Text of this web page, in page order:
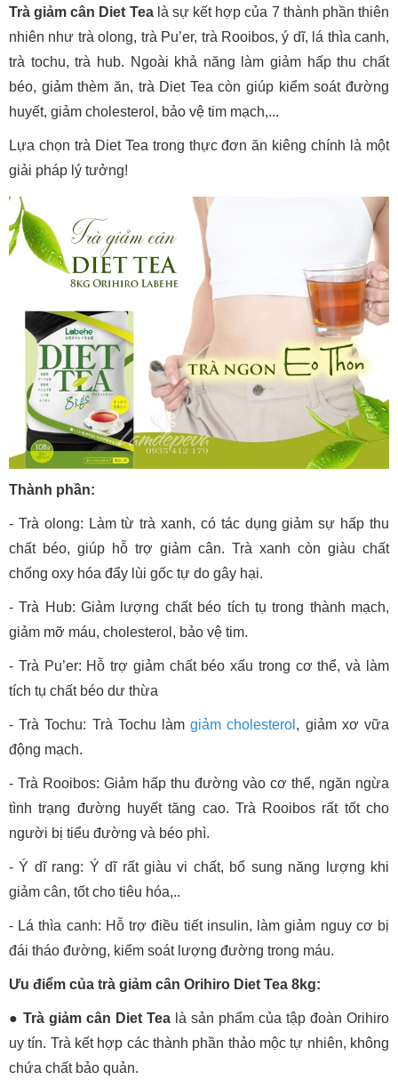
Trà giảm cân Diet Tea là sự kết hợp của 7 thành phần thiên
nhiên như trà olong, trà Pu’er, trà Rooibos, ý dĩ, lá thìa canh,
trà tochu, trà hub. Ngoài khả năng làm giảm hấp thu chất
béo, giảm thèm ăn, trà Diet Tea còn giúp kiểm soát đường
huyết, giảm cholesterol, bảo vệ tim mạch,...
Lựa chọn trà Diet Tea trong thực đơn ăn kiêng chính là một
giải pháp lý tưởng!
Thành phần:
- Trà olong: Làm từ trà xanh, có tác dụng giảm sự hấp thu
chất béo, giúp hỗ trợ giảm cân. Trà xanh còn giàu chất
chống oxy hóa đẩy lùi gốc tự do gây hại.
- Trà Hub: Giảm lượng chất béo tích tụ trong thành mạch,
giảm mỡ máu, cholesterol, bảo vệ tim.
- Trà Pu’er: Hỗ trợ giảm chất béo xấu trong cơ thể, và làm
tích tụ chất béo dư thừa
- Trà Tochu: Trà Tochu làmgiảm cholesterol , giảm xơ vữa
động mạch.
- Trà Rooibos: Giảm hấp thu đường vào cơ thể, ngăn ngừa
tình trạng đường huyết tăng cao. Trà Rooibos rất tốt cho
người bị tiểu đường và béo phì.
- Ý dĩ rang: Ý dĩ rất giàu vi chất, bổ sung năng lượng khi
giảm cân, tốt cho tiêu hóa,..
- Lá thìa canh: Hỗ trợ điều tiết insulin, làm giảm nguy cơ bị
đái tháo đường, kiểm soát lượng đường trong máu.
Ưu điểm của trà giảm cân Orihiro Diet Tea 8kg:
● Trà giảm cân Diet Tea là sản phẩm của tập đoàn Orihiro
uy tín. Trà kết hợp các thành phần thảo mộc tự nhiên, không
chứa chất bảo quản.